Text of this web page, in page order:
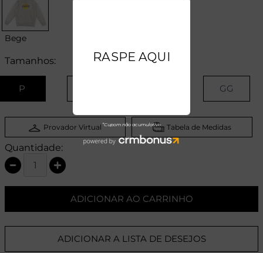
Bege
Tamanhos:
P GG
Provador Virtual Tabela de Medidas
Quantidade:
ADICIONAR AO CARRINHO
ADICIONAR A LISTA DE DESEJOS